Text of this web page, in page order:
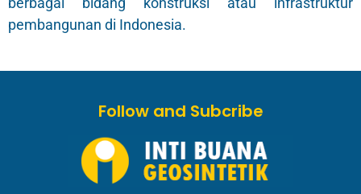
pembangunan di Indonesia.
Follow and Subcribe